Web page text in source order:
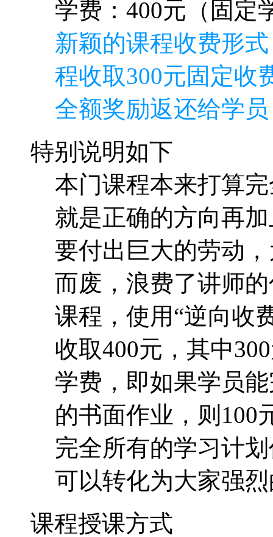
学费：400元（固定
新颖的课程收费形
程收取300元固定收
全额奖励返还给学
特别说明如下
本门课程本来打算
就是正确的方向再
要付出巨大的劳动
而废，浪费了讲师
课程，使用“逆向收
收取400元，其中
学费，即如果学员
的书面作业，则100
完全所有的学习计
可以转化为大家强
课程授课方式